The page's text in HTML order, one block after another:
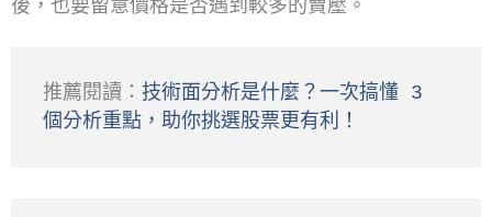
後，也要留意價格是否遇到較多的賣壓。
推薦閱讀： 技術面分析是什麼？一次搞懂 3
個分析重點，助你挑選股票更有利！